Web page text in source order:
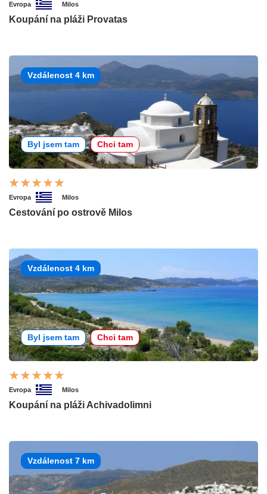
Evropa Milos
Koupání na pláži Provatas
Vzdálenost 4 km
Byl jsem tam Chci tam
Evropa Milos
Cestování po ostrově Milos
Vzdálenost 4 km
Byl jsem tam Chci tam
Evropa Milos
Koupání na pláži Achivadolimni
Vzdálenost 7 km